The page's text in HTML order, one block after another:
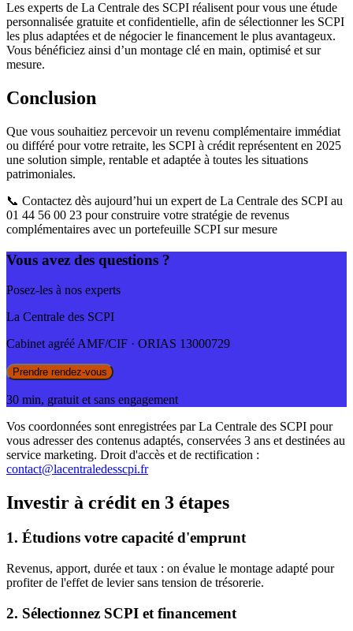
Les experts de La Centrale des SCPI réalisent pour vous une étude
personnalisée gratuite et confidentielle, afin de sélectionner les SCPI
les plus adaptées et de négocier le financement le plus avantageux.
Vous bénéficiez ainsi d’un montage clé en main, optimisé et sur
mesure.
Conclusion
Que vous souhaitiez percevoir un revenu complémentaire immédiat
ou différé pour votre retraite, les SCPI à crédit représentent en 2025
une solution simple, rentable et adaptée à toutes les situations
patrimoniales.
📞 Contactez dès aujourd’hui un expert de La Centrale des SCPI au
01 44 56 00 23 pour construire votre stratégie de revenus
complémentaires avec un portefeuille SCPI sur mesure
Vous avez des questions ?
Posez-les à nos experts
La Centrale des SCPI
Cabinet agréé AMF/CIF · ORIAS 13000729
Prendre rendez-vous
30 min, gratuit et sans engagement
Vos coordonnées sont enregistrées par La Centrale des SCPI pour
vous adresser des contenus adaptés, conservées 3 ans et destinées au
service marketing. Droit d'accès et de rectification :
contact@lacentraledesscpi.fr
Investir à crédit en 3 étapes
1. Étudions votre capacité d'emprunt
Revenus, apport, durée et taux : on évalue le montage adapté pour
profiter de l'effet de levier sans tension de trésorerie.
2. Sélectionnez SCPI et financement